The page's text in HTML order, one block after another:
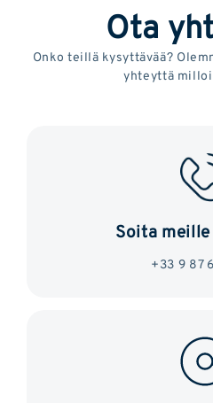
Ota
Onko teillä kysyttävää?
yhteyttä
Soita
+33 9 87